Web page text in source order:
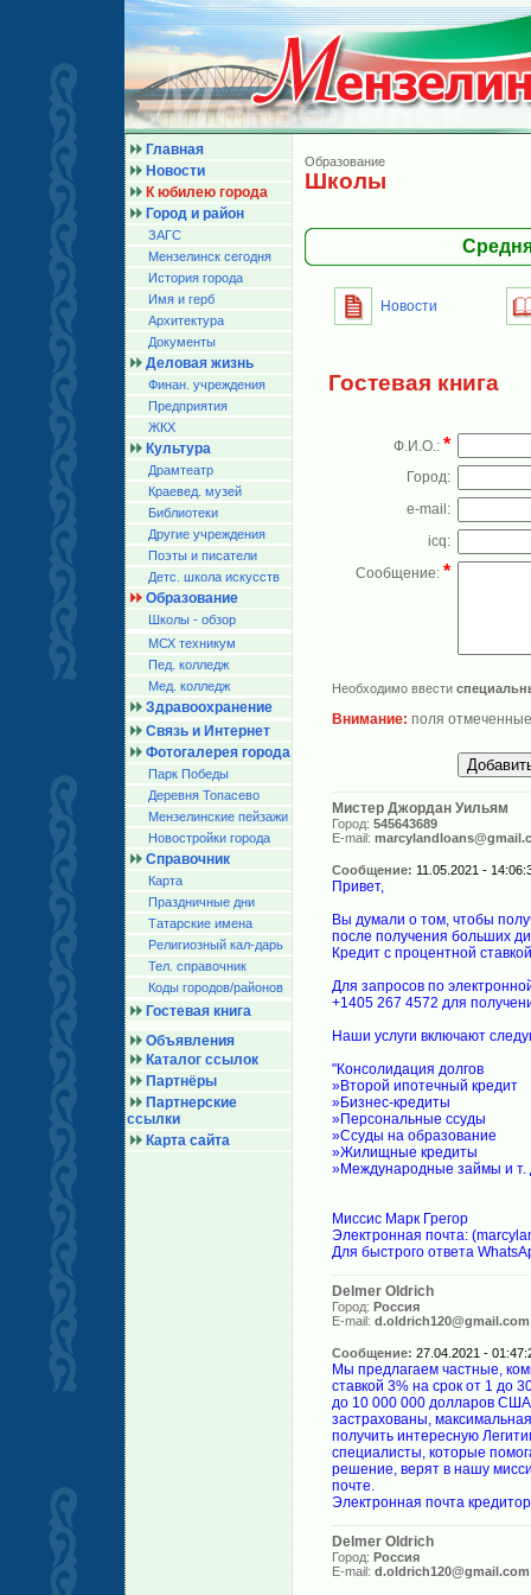
Главная
Новости
К юбилею города
Город и район
ЗАГС
Мензелинск сегодня
История города
Имя и герб
Архитектура
Документы
Деловая жизнь
Финан. учреждения
Предприятия
ЖКХ
Культура
Драмтеатр
Краевед. музей
Библиотеки
Другие учреждения
Поэты и писатели
Детс. школа искусств
Образование
Школы - обзор
МСХ техникум
Пед. колледж
Мед. колледж
Здравоохранение
Связь и Интернет
Фотогалерея города
Парк Победы
Деревня Топасево
Мензелинские пейзажи
Новостройки города
Справочник
Карта
Праздничные дни
Татарские имена
Религиозный кал-дарь
Тел. справочник
Коды городов/райoнов
Гостевая книга
Объявления
Каталог ссылок
Партнёры
Партнерские
ссылки
Карта сайта
Образование
Школы
Новости
Гостевая книга
Ф.И.О.: *
Город:
e-mail:
icq:
Сообщение: *
Необходимо ввести
Внимание: поля
Мистер Джордан Уильям
Город: 545643689
E-mail:
Сообщение: 11.05.2021 -
Привет,
Вы думали о том, чтобы
после получения больших
Кредит с процентной
Для запросов по
+1405 267 4572 для
Наши услуги включают
"Консолидация долгов
»Второй ипотечный кредит
»Бизнес-кредиты
»Персональные ссуды
»Ссуды на образование
»Жилищные кредиты
»Международные займы и т.
Миссис Марк Грегор
Электронная почта:
Для быстрого ответа
Delmer Oldrich
Город: Россия
E-mail: d.oldrich120@gmail.com
Сообщение: 27.04.2021 -
Мы предлагаем частные,
ставкой 3% на срок от 1 до
до 10 000 000 долларов
застрахованы,
получить интересную
специалисты, которые
решение, верят в нашу
почте.
Электронная почта
Delmer Oldrich
Город: Россия
E-mail: d.oldrich120@gmail.com